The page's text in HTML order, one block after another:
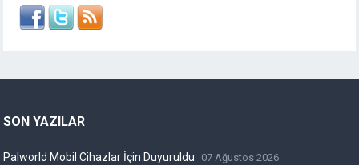
SON YAZILAR
Palworld Mobil Cihazlar İçin Duyuruldu 07 Ağustos 2026